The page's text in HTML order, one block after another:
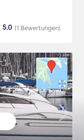
(1 Bewertungen)
5.0